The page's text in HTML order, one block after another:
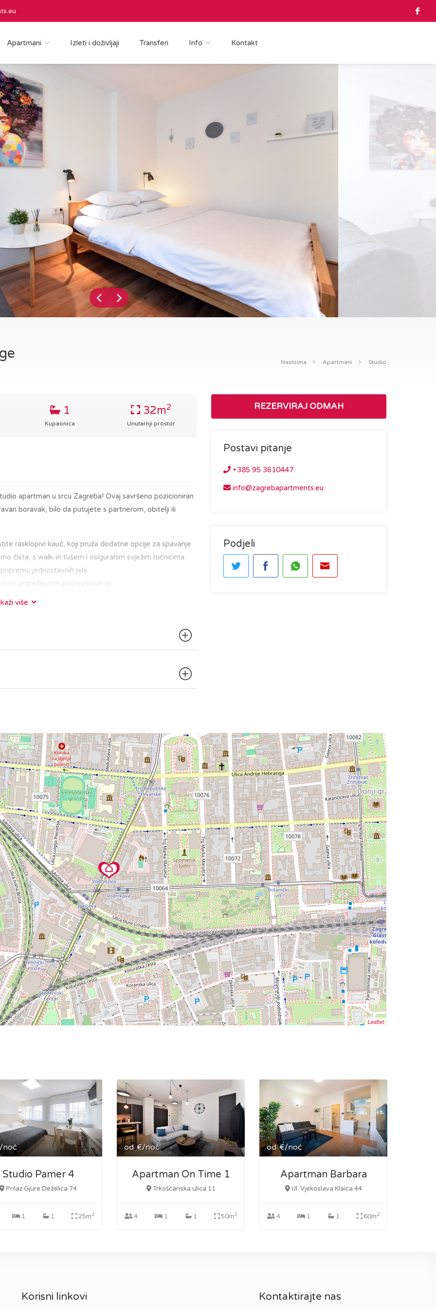
Apartmani Izleti i doživljaji Transferi Info Kontakt
Naslovna Apartmani Studio
REZERVIRAJ ODMAH
Postavi pitanje
+385 95 3610447
info@zagrebapartments.eu
Podjeli
1
Kupaonica
32m2
Unutarnji prostor
apartman u srcu Zagreba! Ovaj savršeno pozicioniran
boravak, bilo da putujete s partnerom, obitelji ili
rasklopivi kauč, koji pruža dodatne opcije za spavanje
čista, s walk-in tušem i osiguranim svježim ručnicima.
jednostavnih jela.
pripadajućim potrepštinama.
grada s poznatom zagrebačkom katedralom,
kavi na Tkalčićevoj ulici, sve vam je nadohvat ruke.
više
Leaflet
noć
Studio Pamer 4
Prilaz Gjure Deželića 74
1 1 25m2
od €/noć
Apartman On Time 1
Trkoščanska ulica 11
4 1 1 50m2
od €/noć
Apartman Barbara
Ul. Vjekoslava Klaića 44
4 1 1 60m2
Korisni linkovi Kontaktirajte nas